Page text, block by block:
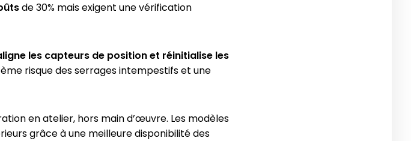
de 30% mais exigent une vérification
les capteurs de position et réinitialise les
risque des serrages intempestifs et une
en atelier, hors main d’œuvre. Les modèles
grâce à une meilleure disponibilité des